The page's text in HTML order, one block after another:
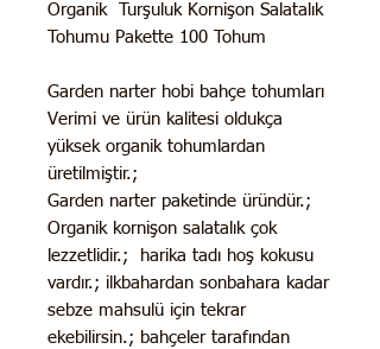
Organik Turşuluk Kornişon Salatalık
Tohumu Pakette 100 Tohum
Garden narter hobi bahçe tohumları
Verimi ve ürün kalitesi oldukça
yüksek organik tohumlardan
üretilmiştir.;
Garden narter paketinde üründür.;
Organik kornişon salatalık çok
lezzetlidir.; harika tadı hoş kokusu
vardır.; ilkbahardan sonbahara kadar
sebze mahsulü için tekrar
ekebilirsin.; bahçeler tarafından